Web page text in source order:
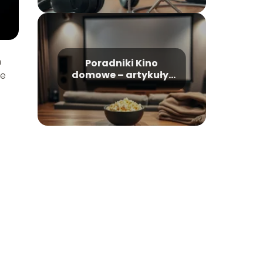
Poradniki Kino
domowe – artykuły,
recenzje, rankingi